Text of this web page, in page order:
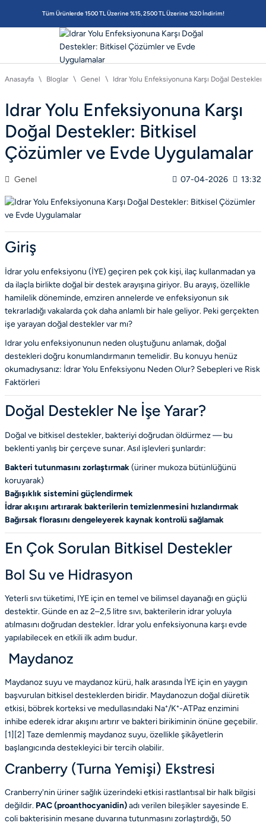
Tüm Ürünlerde 1500 TL Üzerine %15, 2500 TL Üzerine %20 İndirim!
Anasayfa Bloglar Genel Idrar Yolu Enfeksiyonuna Karşı Doğal
Idrar Yolu Enfeksiyonuna Karşı
Doğal Destekler: Bitkisel
Çözümler ve Evde Uygulamalar
Genel 07-04-2026 13:32
Giriş
İdrar yolu enfeksiyonu (İYE) geçiren pek çok kişi, ilaç kullanmadan ya
da ilaçla birlikte doğal bir destek arayışına giriyor. Bu arayış, özellikle
hamilelik döneminde, emziren annelerde ve enfeksiyonun sık
tekrarladığı vakalarda çok daha anlamlı bir hale geliyor. Peki gerçekten
işe yarayan doğal destekler var mı?
Idrar yolu enfeksiyonunun neden oluştuğunu anlamak, doğal
destekleri doğru konumlandırmanın temelidir. Bu konuyu henüz
okumadıysanız: İdrar Yolu Enfeksiyonu Neden Olur? Sebepleri ve Risk
Faktörleri
Doğal Destekler Ne İşe Yarar?
Doğal ve bitkisel destekler, bakteriyi doğrudan öldürmez — bu
beklenti yanlış bir çerçeve sunar. Asıl işlevleri şunlardır:
Bakteri tutunmasını zorlaştırmak(üriner mukoza bütünlüğünü
koruyarak)
Bağışıklık sistemini güçlendirmek
İdrar akışını artırarak bakterilerin temizlenmesini hızlandırmak
Bağırsak florasını dengeleyerek kaynak kontrolü sağlamak
En Çok Sorulan Bitkisel Destekler
Bol Su ve Hidrasyon
Yeterli sıvı tüketimi, IYE için en temel ve bilimsel dayanağı en güçlü
destektir. Günde en az 2–2,5 litre sıvı, bakterilerin idrar yoluyla
atılmasını doğrudan destekler. İdrar yolu enfeksiyonuna karşı evde
yapılabilecek en etkili ilk adım budur.
Maydanoz
Maydanoz suyu ve maydanoz kürü, halk arasında İYE için en yaygın
başvurulan bitkisel desteklerden biridir. Maydanozun doğal diüretik
etkisi, böbrek korteksi ve medullasındaki Na⁺/K⁺-ATPaz enzimini
inhibe ederek idrar akışını artırır ve bakteri birikiminin önüne geçebilir.
[1][2] Taze demlenmiş maydanoz suyu, özellikle şikâyetlerin
başlangıcında destekleyici bir tercih olabilir.
Cranberry (Turna Yemişi) Ekstresi
Cranberry'nin üriner sağlık üzerindeki etkisi rastlantısal bir halk bilgisi
değildir. PAC (proanthocyanidin)adı verilen bileşikler sayesinde E.
coli bakterisinin mesane duvarına tutunmasını zorlaştırdığı, 50